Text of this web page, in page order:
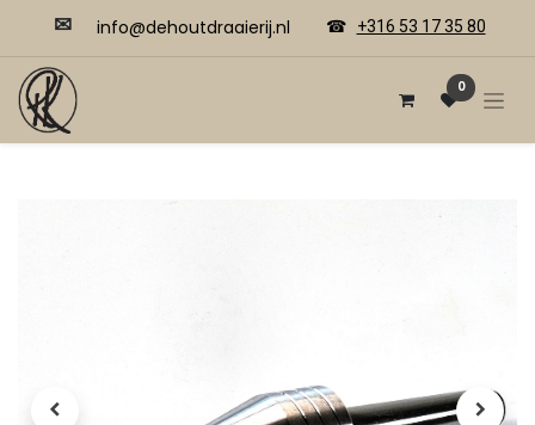
✉ ​​info@dehoutdraaierij.nl ☎ +316 53 17 35 80
0